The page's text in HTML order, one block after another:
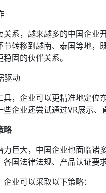
关系，越来越多的中国企业
节转移到越南、泰国等地，
固的伙伴关系。
驱动
具，企业可以更精准地定位
些企业还尝试通过VR展示
略
力巨大，中国企业也面临诸
国法律法规、产品认证要
业可以采取以下策略：